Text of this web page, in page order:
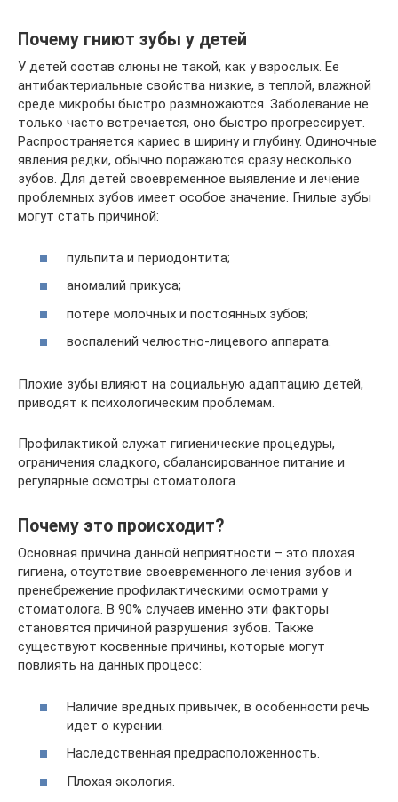
Почему гниют зубы у детей
У детей состав слюны не такой, как у взрослых. Ее
антибактериальные свойства низкие, в теплой, влажной
среде микробы быстро размножаются. Заболевание не
только часто встречается, оно быстро прогрессирует.
Распространяется кариес в ширину и глубину. Одиночные
явления редки, обычно поражаются сразу несколько
зубов. Для детей своевременное выявление и лечение
проблемных зубов имеет особое значение. Гнилые зубы
могут стать причиной:
пульпита и периодонтита;
аномалий прикуса;
потере молочных и постоянных зубов;
воспалений челюстно-лицевого аппарата.
Плохие зубы влияют на социальную адаптацию детей,
приводят к психологическим проблемам.
Профилактикой служат гигиенические процедуры,
ограничения сладкого, сбалансированное питание и
регулярные осмотры стоматолога.
Почему это происходит?
Основная причина данной неприятности – это плохая
гигиена, отсутствие своевременного лечения зубов и
пренебрежение профилактическими осмотрами у
стоматолога. В 90% случаев именно эти факторы
становятся причиной разрушения зубов. Также
существуют косвенные причины, которые могут
повлиять на данных процесс:
Наличие вредных привычек, в особенности речь
идет о курении.
Наследственная предрасположенность.
Плохая экология.